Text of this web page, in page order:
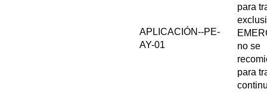
APLICACIÓN--PE-
AY-01
para
no se
para